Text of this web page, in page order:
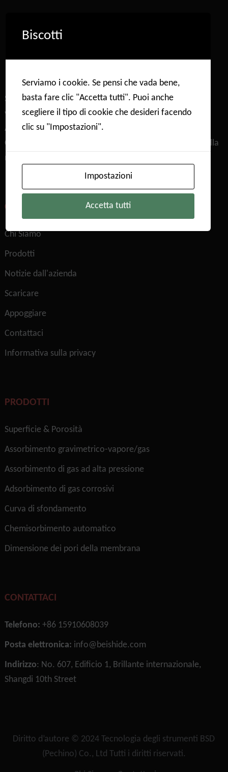
Superficie & Porosità，Assorbimento gravimetrico-
vapore/gas，Assorbimento di gas ad alta pressione，
Adsorbimento di gas corrosivi，Curva di sfondamento，
Chemisorbimento automatico，Dimensione dei pori della
membrana，Densità reale & Porosità
COLLEGAMENTI RAPIDI
Chi Siamo
Prodotti
Notizie dall'azienda
Scaricare
Appoggiare
Contattaci
Informativa sulla privacy
PRODOTTI
Superficie & Porosità
Assorbimento gravimetrico-vapore/gas
Assorbimento di gas ad alta pressione
Adsorbimento di gas corrosivi
Curva di sfondamento
Chemisorbimento automatico
Dimensione dei pori della membrana
CONTATTACI
Telefono: +86 15910608039
Posta elettronica: info@beishide.com
Indirizzo: No. 607, Edificio 1, Brillante internazionale,
Shangdi 10th Street
Diritto d’autore © 2024 Tecnologia degli strumenti BSD
(Pechino) Co., Ltd Tutti i diritti riservati.
Biscotti
Serviamo i cookie. Se pensi che vada bene,
basta fare clic "Accetta tutti". Puoi anche
scegliere il tipo di cookie che desideri facendo
clic su "Impostazioni".
Impostazioni
Accetta tutti